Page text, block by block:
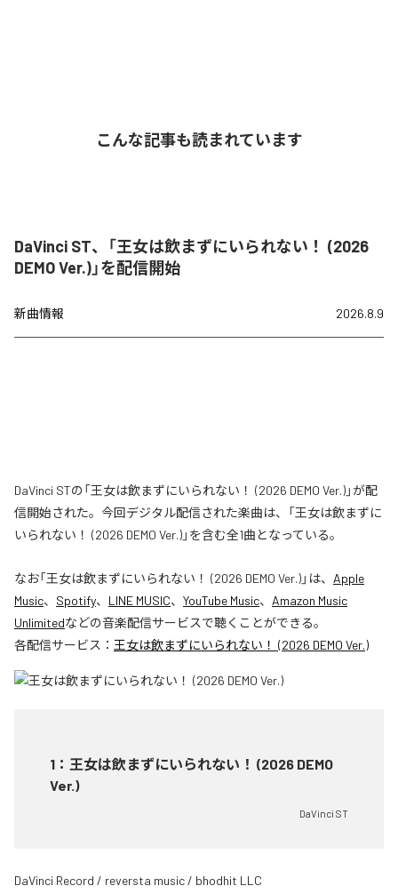
こんな記事も読まれています
DaVinci ST、「王女は飲まずにいられない！ (2026
DEMO Ver.)」を配信開始
新曲情報 2026.8.9
DaVinci STの「王女は飲まずにいられない！ (2026 DEMO Ver.)」が配
信開始された。今回デジタル配信された楽曲は、「王女は飲まずに
いられない！ (2026 DEMO Ver.)」を含む全1曲となっている。
なお「王女は飲まずにいられない！ (2026 DEMO Ver.)」は、 Apple
Music、 Spotify、 LINE MUSIC、 YouTube Music、 Amazon Music
Unlimitedなどの音楽配信サービスで聴くことができる。
各配信サービス： 王女は飲まずにいられない！ (2026 DEMO Ver.)
1 ： 王女は飲まずにいられない！ (2026 DEMO
Ver.)
DaVinci ST
DaVinci Record / reversta music / bhodhit LLC